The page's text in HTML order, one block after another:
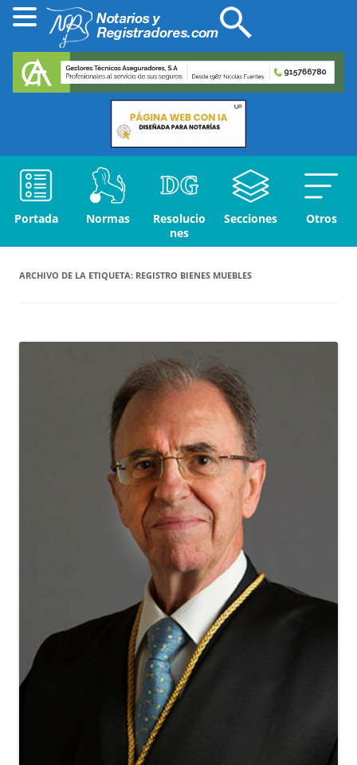
Portada Normas
Resolucio
nes
Secciones Otros
ARCHIVO DE LA ETIQUETA: REGISTRO BIENES MUEBLES